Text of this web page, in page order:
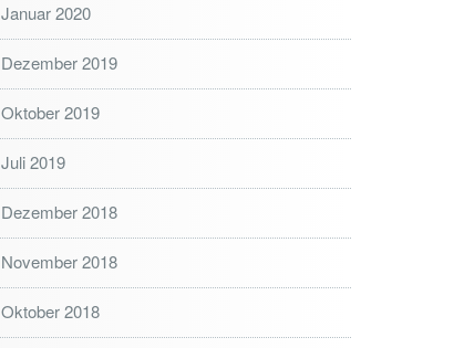
Januar 2020
Dezember 2019
Oktober 2019
Juli 2019
Dezember 2018
November 2018
Oktober 2018